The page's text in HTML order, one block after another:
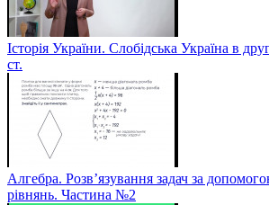
Історія України. Слобідська Україна в
ст.
Алгебра. Розв’язування задач за
рівнянь. Частина №2